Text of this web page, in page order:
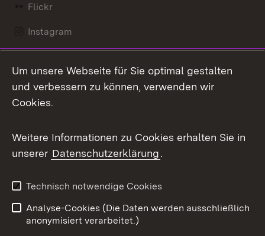
Flickr
Instagram
Mastodon
Messenger
Social Wall
X / Twitter
Youtube
Um unsere Webseite für Sie optimal gestalten
und verbessern zu können, verwenden wir
Cookies.
Weitere Informationen zu Cookies erhalten Sie in
unserer Datenschutzerklärung.
Technisch notwendige Cookies
Analyse-Cookies (Die Daten werden ausschließlich
anonymisiert verarbeitet.)